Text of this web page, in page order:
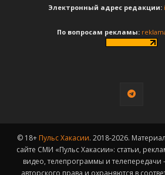
Электронный адрес редакции:
По вопросам рекламы:
© 18+ Пульс Хакасии. 2018-2026.
сайте СМИ «Пульс Хакасии»: статьи,
видео, телепрограммы и телепередачи
авторского права и охраняются в